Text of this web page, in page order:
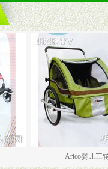
Arico婴儿三轮车